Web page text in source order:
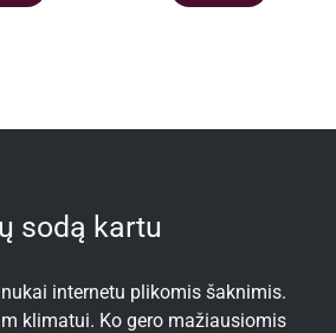
sodą kartu
internetu plikomis šaknimis.
klimatui. Ko gero mažiausiomis